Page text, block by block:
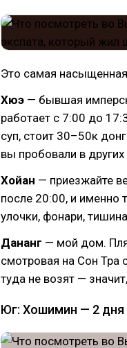
Это самая
Хюэ — бывшая
работает с 7:00 до
суп, стоит 30–50к
вы пробовали в
Хойан — приезжайте
после 20:00, и именно
улочки, фонари,
Дананг — мой дом.
смотровая на Сон Тра
туда не возят —
Юг: Хошимин — 2 дня